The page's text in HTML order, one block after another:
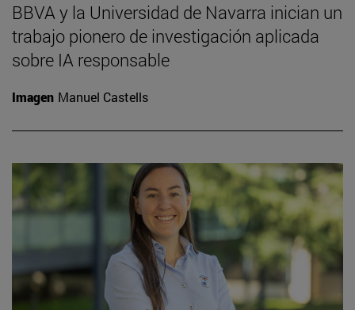
BBVA y la Universidad de Navarra inician un
trabajo pionero de investigación aplicada
sobre IA responsable
Imagen Manuel Castells